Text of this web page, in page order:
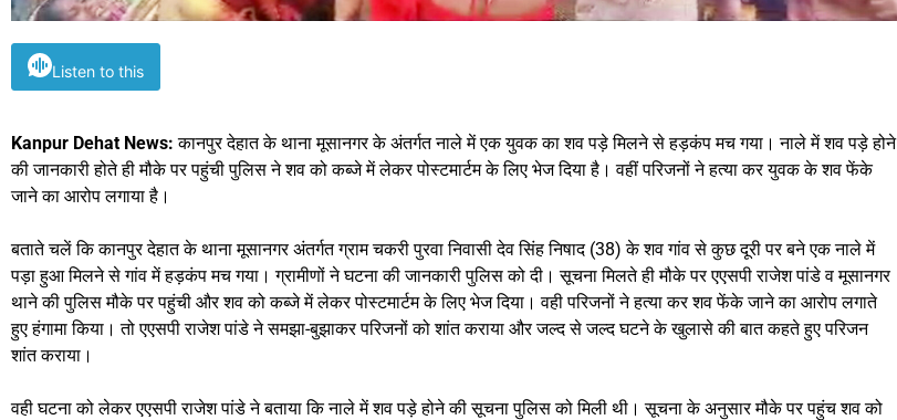
Listen to this
Kanpur Dehat News: कानपुर देहात के थाना मूसानगर के अंतर्गत नाले में एक युवक का शव पड़े मिलने से हड़कंप मच गया। नाले में शव पड़े होने
की जानकारी होते ही मौके पर पहुंची पुलिस ने शव को कब्जे में लेकर पोस्टमार्टम के लिए भेज दिया है। वहीं परिजनों ने हत्या कर युवक के शव फेंके
जाने का आरोप लगाया है।
बताते चलें कि कानपुर देहात के थाना मूसानगर अंतर्गत ग्राम चकरी पुरवा निवासी देव सिंह निषाद (38) के शव गांव से कुछ दूरी पर बने एक नाले में
पड़ा हुआ मिलने से गांव में हड़कंप मच गया। ग्रामीणों ने घटना की जानकारी पुलिस को दी। सूचना मिलते ही मौके पर एएसपी राजेश पांडे व मूसानगर
थाने की पुलिस मौके पर पहुंची और शव को कब्जे में लेकर पोस्टमार्टम के लिए भेज दिया। वही परिजनों ने हत्या कर शव फेंके जाने का आरोप लगाते
हुए हंगामा किया। तो एएसपी राजेश पांडे ने समझा-बुझाकर परिजनों को शांत कराया और जल्द से जल्द घटने के खुलासे की बात कहते हुए परिजन
शांत कराया।
वही घटना को लेकर एएसपी राजेश पांडे ने बताया कि नाले में शव पड़े होने की सूचना पुलिस को मिली थी। सूचना के अनुसार मौके पर पहुंच शव को